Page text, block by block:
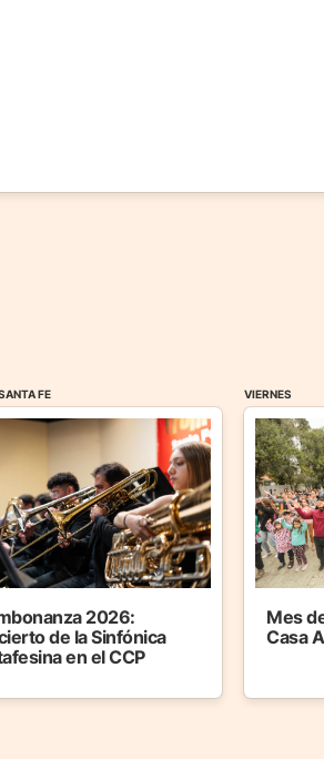
FE
2026:
de la Sinfónica
en el CCP
VIERNES
Mes
Casa